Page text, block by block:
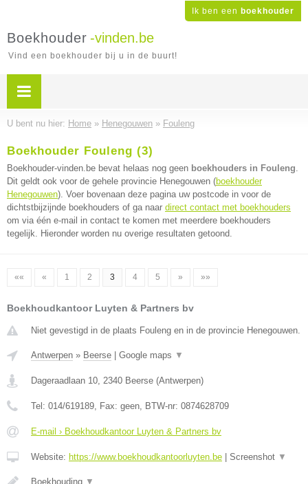
Ik ben een boekhouder
Boekhouder -vinden.be
Vind een boekhouder bij u in de buurt!
U bent nu hier: Home » Henegouwen » Fouleng
Boekhouder Fouleng (3)
Boekhouder-vinden.be bevat helaas nog geen boekhouders in Fouleng.
Dit geldt ook voor de gehele provincie Henegouwen (boekhouder
Henegouwen). Voer bovenaan deze pagina uw postcode in voor de
dichtstbijzijnde boekhouders of ga naar direct contact met boekhouders
om via één e-mail in contact te komen met meerdere boekhouders
tegelijk. Hieronder worden nu overige resultaten getoond.
«« « 1 2 3 4 5 » »»
Boekhoudkantoor Luyten & Partners bv
Niet gevestigd in de plaats Fouleng en in de provincie Henegouwen.
Antwerpen » Beerse Google maps ▼
Dageraadlaan 10, 2340 Beerse (Antwerpen)
Tel: 014/619189, Fax: geen, BTW-nr: 0874628709
E-mail › Boekhoudkantoor Luyten & Partners bv
Website: https://www.boekhoudkantoorluyten.be Screenshot ▼
Boekhouding ▼